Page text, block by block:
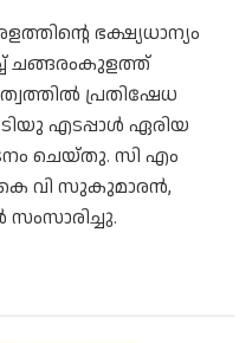
ഭക്ഷ്യധാന്യം
ചങ്ങരംകുളത്ത്
പ്രതിഷേധ
എടപ്പാൾ ഏരിയ
ചെയ്തു. സി എം
കെ വി സുകുമാരൻ,
സംസാരിച്ചു.